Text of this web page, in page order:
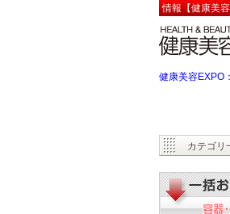
情報【健康美
健康美容EXPO
カテゴリ